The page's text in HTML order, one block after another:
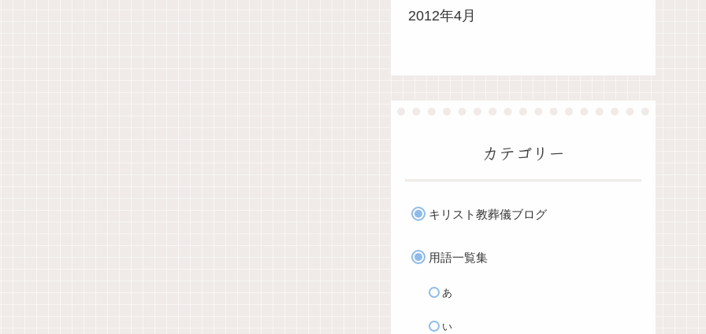
2012年4月
カテゴリー
キリスト教葬儀ブログ
用語一覧集
あ
い